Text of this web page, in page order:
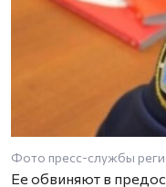
Фото пресс-службы
Ее обвиняют в